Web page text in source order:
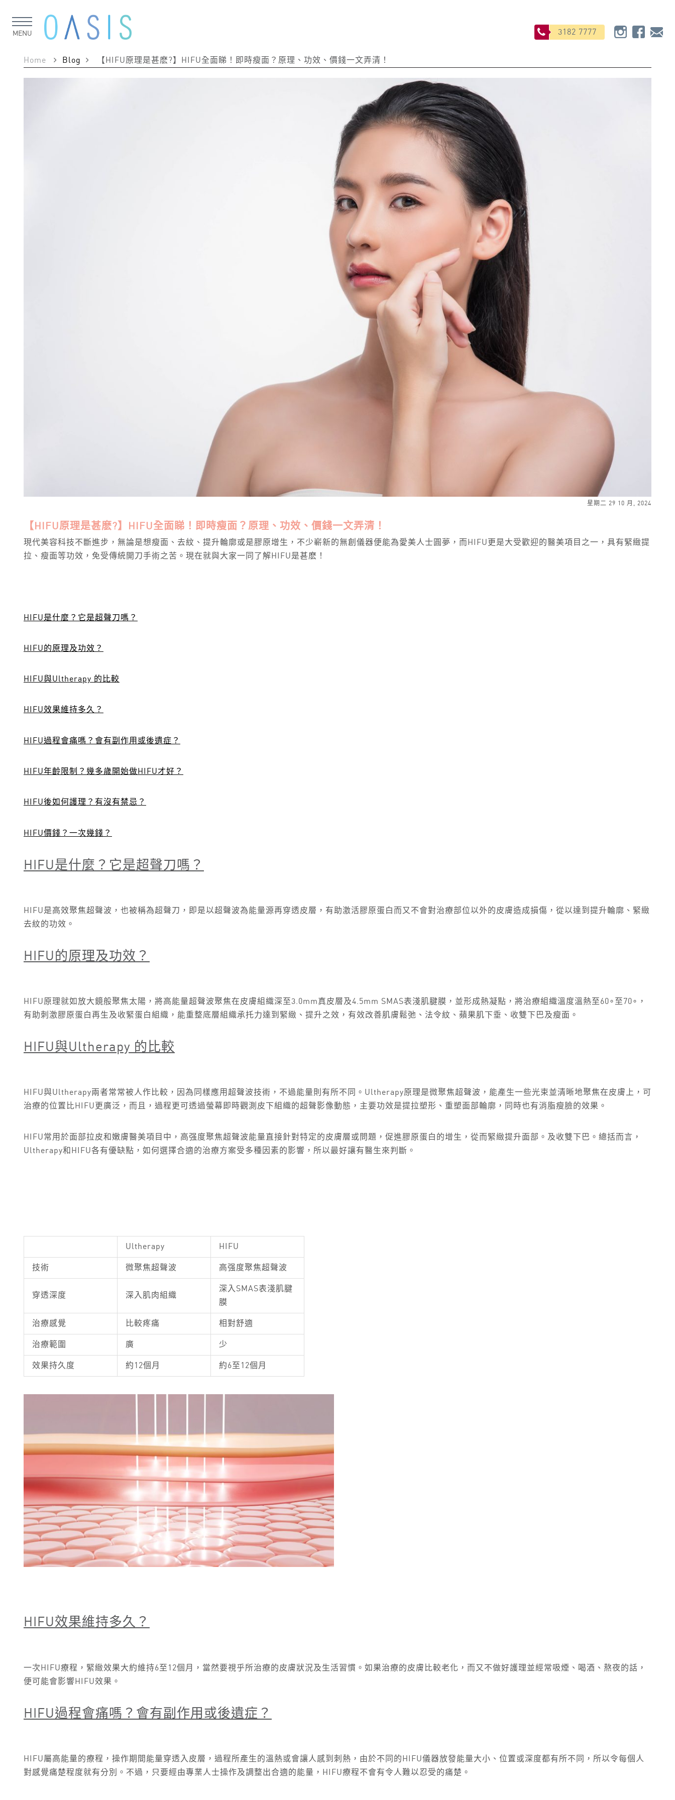
MENU 3182 7777
Home Blog 【HIFU原理是甚麽?】HIFU全面睇！即時瘦面？原理、功效、價錢一文弄清！
星期二 29 10 月, 2024
【HIFU原理是甚麽?】HIFU全面睇！即時瘦面？原理、功效、價錢一文弄清！
現代美容科技不斷進步，無論是想瘦面、去紋、提升輪廓或是膠原增生，不少嶄新的無創儀器便能為愛美人士圓夢，而HIFU更是大受歡迎的醫美項目之一，具有緊緻提
拉、瘦面等功效，免受傳統開刀手術之苦。現在就與大家一同了解HIFU是甚麽！
HIFU是什麼？它是超聲刀嗎 ？
HIFU 的原理及功效？
HIFU與Ultherapy 的比較
HIFU效果維持多久？
HIFU過程會痛嗎？會有副作用或後遺症？
HIFU年齡限制？幾多歲開始做HIFU才好？
HIFU後如何護理？有沒有禁忌？
HIFU價錢？ 一次幾錢？
HIFU是什麼？它是超聲刀嗎 ？
HIFU是高效聚焦超聲波，也被稱為超聲刀，即是以超聲波為能量源再穿透皮層，有助激活膠原蛋白而又不會對治療部位以外的皮膚造成損傷，從以達到提升輪廓、緊緻
去紋的功效。
HIFU 的原理及功效？
HIFU原理就如放大鏡般聚焦太陽，將高能量超聲波聚焦在皮膚組織深至3.0mm真皮層及4.5mm SMAS表淺肌腱膜，並形成熱凝點，將治療組織溫度溫熱至60∘至70∘，
有助刺激膠原蛋白再生及收緊蛋白組織，能重整底層組織承托力達到緊緻、提升之效，有效改善肌膚鬆弛、法令紋、蘋果肌下垂、收雙下巴及瘦面。
HIFU與Ultherapy 的比較
HIFU與Ultherapy兩者常常被人作比較，因為同樣應用超聲波技術，不過能量則有所不同。Ultherapy原理是微聚焦超聲波，能產生一些光束並清晰地聚焦在皮膚上，可
治療的位置比HIFU更廣泛，而且，過程更可透過螢幕即時觀測皮下組織的超聲影像動態，主要功效是提拉塑形、重塑面部輪廓，同時也有消脂瘦臉的效果。
HIFU常用於面部拉皮和嫩膚醫美項目中，高强度聚焦超聲波能量直接針對特定的皮膚層或問題，促進膠原蛋白的增生，從而緊緻提升面部。及收雙下巴。總括而言，
Ultherapy和HIFU各有優缺點，如何選擇合適的治療方案受多種因素的影響，所以最好讓有醫生來判斷。
Ultherapy HIFU
技術 微聚焦超聲波 高强度聚焦超聲波
穿透深度 深入肌肉組織
深入SMAS表淺肌腱
膜
治療感覺 比較疼痛 相對舒適
治療範圍 廣 少
效果持久度 約12個月 約6至12個月
HIFU效果維持多久？
一次HIFU療程，緊緻效果大約維持6至12個月，當然要視乎所治療的皮膚狀況及生活習慣。如果治療的皮膚比較老化，而又不做好護理並經常吸煙、喝酒、熬夜的話，
便可能會影響HIFU效果。
HIFU過程會痛嗎？會有副作用或後遺症？
HIFU屬高能量的療程，操作期間能量穿透入皮層，過程所產生的溫熱或會讓人感到刺熱，由於不同的HIFU儀器放發能量大小、位置或深度都有所不同，所以令每個人
對感覺痛楚程度就有分別。不過，只要經由專業人士操作及調整出合適的能量，HIFU療程不會有令人難以忍受的痛楚。